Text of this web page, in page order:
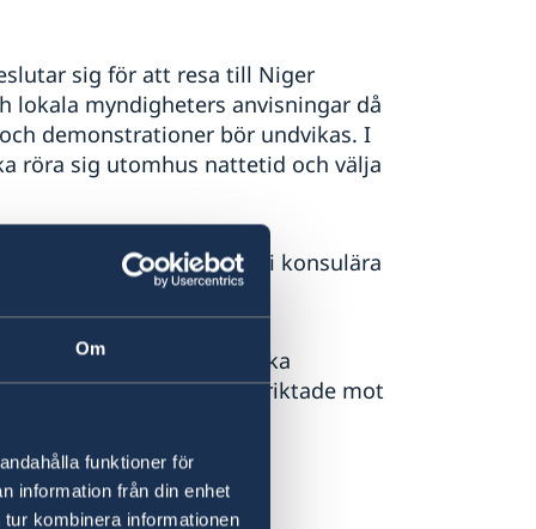
Om
funktioner för
information från din enhet
kombinera informationen
sig för att resa till Niger
lokala myndigheters anvisningar då
demonstrationer bör undvikas. I
röra sig utomhus nattetid och välja
möjligheter att bistå i konsulära
uppmanas svenska
och missyttringar riktade mot